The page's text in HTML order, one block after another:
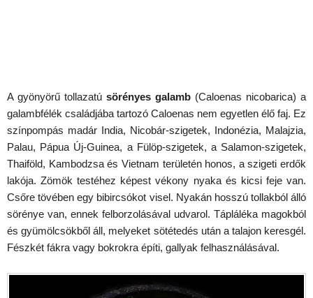
A gyönyörű tollazatú sörényes galamb (Caloenas nicobarica) a
galambfélék családjába tartozó Caloenas nem egyetlen élő faj. Ez
színpompás madár India, Nicobár-szigetek, Indonézia, Malajzia,
Palau, Pápua Új-Guinea, a Fülöp-szigetek, a Salamon-szigetek,
Thaiföld, Kambodzsa és Vietnam területén honos, a szigeti erdők
lakója. Zömök testéhez képest vékony nyaka és kicsi feje van.
Csőre tövében egy bibircsókot visel. Nyakán hosszú tollakból álló
sörénye van, ennek felborzolásával udvarol. Tápláléka magokból
és gyümölcsökből áll, melyeket sötétedés után a talajon keresgél.
Fészkét fákra vagy bokrokra építi, gallyak felhasználásával.